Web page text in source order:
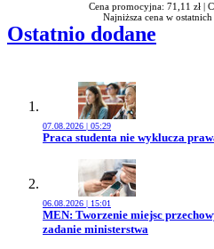
Cena promocyjna: 71,11 zł |
Najniższa cena w
Ostatnio dodane
07.08.2026 | 05:29
Przejdź do artykułu:
Praca studenta nie wyklucza
06.08.2026 | 15:01
Przejdź do artykułu:
MEN: Tworzenie miejsc
zadanie ministerstwa